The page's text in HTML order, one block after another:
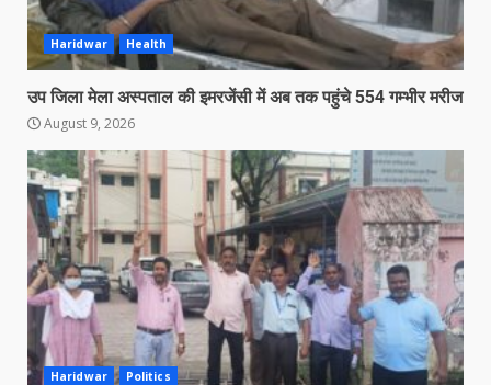
Haridwar Health
उप जिला मेला अस्पताल की इमरजेंसी में अब तक पहुंचे 554 गम्भीर मरीज
August 9, 2026
Haridwar Politics